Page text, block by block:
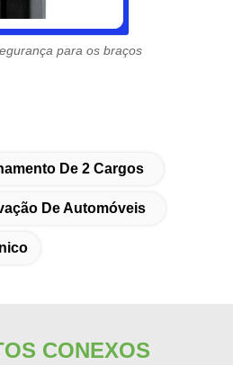
para os braços
De 2 Cargos
De Automóveis
CONEXOS